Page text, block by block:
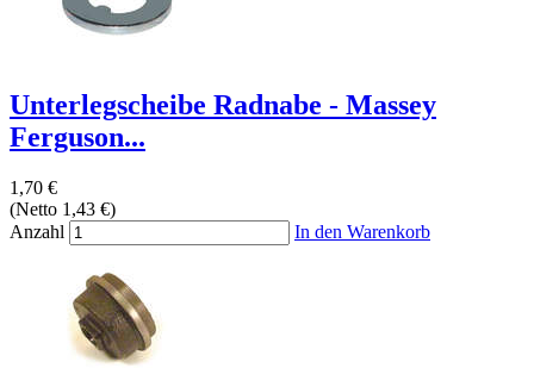
Unterlegscheibe Radnabe - Massey
Ferguson...
1,70 €
(Netto 1,43 €)
Anzahl
In den Warenkorb